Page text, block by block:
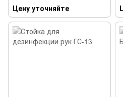
Цену уточняйте